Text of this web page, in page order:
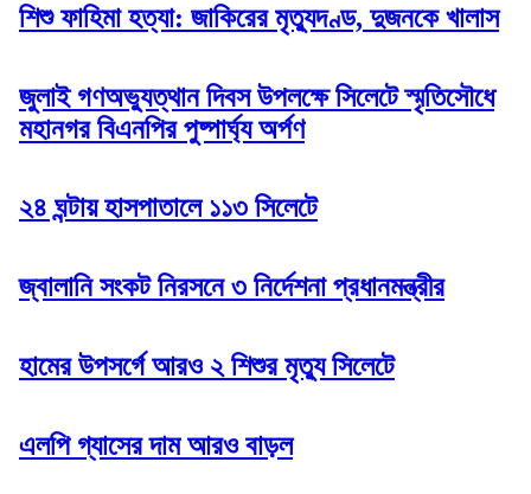
শিশু ফাহিমা হত্যা: জাকিরের মৃত্যুদণ্ড, দুজনকে খালাস
জুলাই গণঅভ্যুত্থান দিবস উপলক্ষে সিলেটে স্মৃতিসৌধে
মহানগর বিএনপির পুষ্পার্ঘ্য অর্পণ
২৪ ঘন্টায় হাসপাতালে ১১৩ সিলেটে
জ্বালানি সংকট নিরসনে ৩ নির্দেশনা প্রধানমন্ত্রীর
হামের উপসর্গে আরও ২ শিশুর মৃত্যু সিলেটে
এলপি গ্যাসের দাম আরও বাড়ল